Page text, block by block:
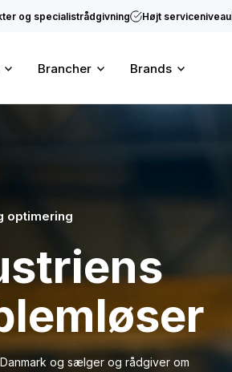
og specialistrådgivning Højt serviceniveau
Brancher Brands
optimering
og sælger og rådgiver om